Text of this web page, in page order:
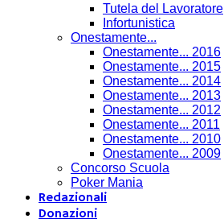
Tutela del Lavoratore
Infortunistica
Onestamente...
Onestamente... 2016
Onestamente... 2015
Onestamente... 2014
Onestamente... 2013
Onestamente... 2012
Onestamente... 2011
Onestamente... 2010
Onestamente... 2009
Concorso Scuola
Poker Mania
Redazionali
Donazioni